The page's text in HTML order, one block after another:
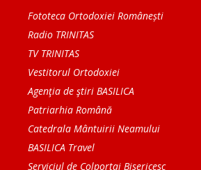
Fototeca Ortodoxiei Românești
Radio TRINITAS
TV TRINITAS
Vestitorul Ortodoxiei
Agenţia de ştiri BASILICA
Patriarhia Română
Catedrala Mântuirii Neamului
BASILICA Travel
Serviciul de Colportaj Bisericesc